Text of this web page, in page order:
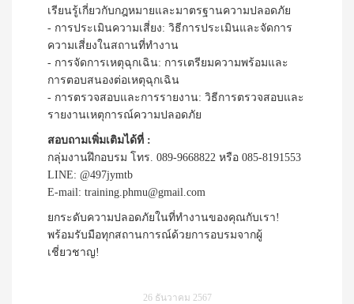
เรียนรู้เกี่ยวกับกฎหมายและมาตรฐานความปลอดภัย
- การประเมินความเสี่ยง: วิธีการประเมินและจัดการ
ความเสี่ยงในสถานที่ทำงาน
- การจัดการเหตุฉุกเฉิน: การเตรียมความพร้อมและ
การตอบสนองต่อเหตุฉุกเฉิน
- การตรวจสอบและการรายงาน: วิธีการตรวจสอบและ
รายงานเหตุการณ์ความปลอดภัย
สอบถามเพิ่มเติมได้ที่ :
กลุ่มงานฝึกอบรม โทร. 089-9668822 หรือ 085-8191553
LINE: @497jymtb
E-mail: training.phmu@gmail.com
ยกระดับความปลอดภัยในที่ทำงานของคุณกับเรา!
พร้อมรับมือทุกสถานการณ์ด้วยการอบรมจากผู้
เชี่ยวชาญ!
26 ธันวาคม 2567